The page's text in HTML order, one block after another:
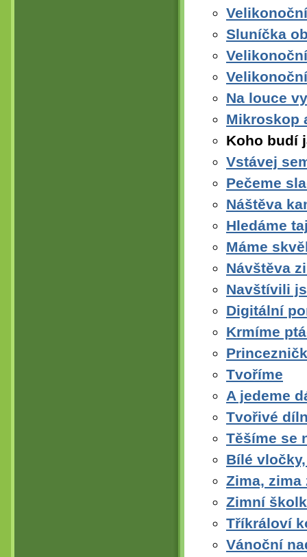
Sluníčka
Na louce
Mikroskop
Koho budí
Vstávej
Pečeme
Náštěva
Hledáme
Máme
Návštěva
Navštívili
Digitální
Krmíme
Tvoříme
A jedeme
Tvořivé
Těšíme se
Bílé
Zima, zima
Zimní
Tříkráloví
Vánoční